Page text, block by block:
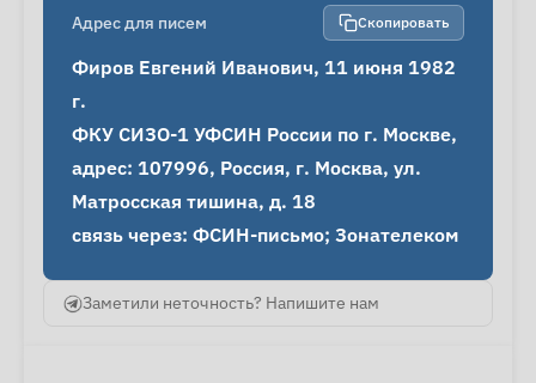
Адрес для писем Скопировать
Фиров Евгений Иванович, 11 июня 1982
г.
ФКУ СИЗО-1 УФСИН России по г. Москве,
адрес: 107996, Россия, г. Москва, ул.
Матросская тишина, д. 18
связь через: ФСИН-письмо; Зонателеком
Заметили неточность? Напишите нам